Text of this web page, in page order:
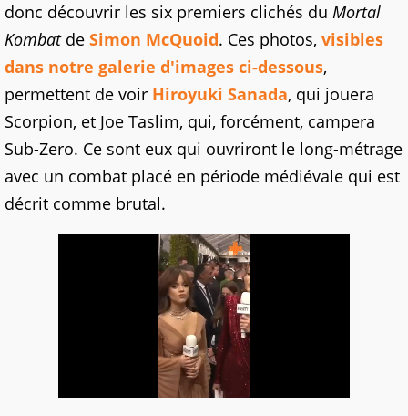
donc découvrir les six premiers clichés du Mortal
Kombatde Simon McQuoid. Ces photos, visibles
dans notre galerie d'images ci-dessous,
permettent de voir Hiroyuki Sanada, qui jouera
Scorpion, et Joe Taslim, qui, forcément, campera
Sub-Zero. Ce sont eux qui ouvriront le long-métrage
avec un combat placé en période médiévale qui est
décrit comme brutal.